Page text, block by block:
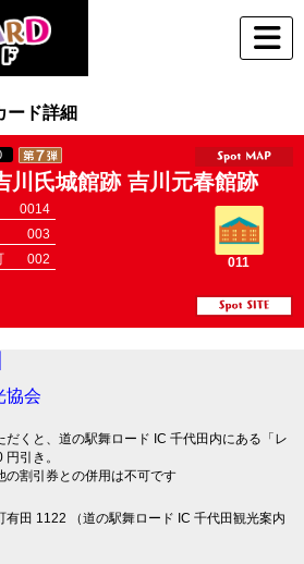
ード詳細
川氏城館跡 吉川元春館跡
0014
003
002
011
協会
くと、道の駅舞ロード IC 千代田内にある「レ
引き。
の割引券との併用は不可です
有田 1122 （道の駅舞ロード IC 千代田観光案内